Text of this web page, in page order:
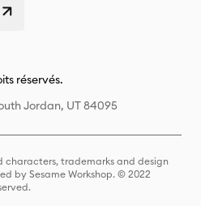
réservés.
Jordan, UT 84095
characters, trademarks and design
by Sesame Workshop. © 2022